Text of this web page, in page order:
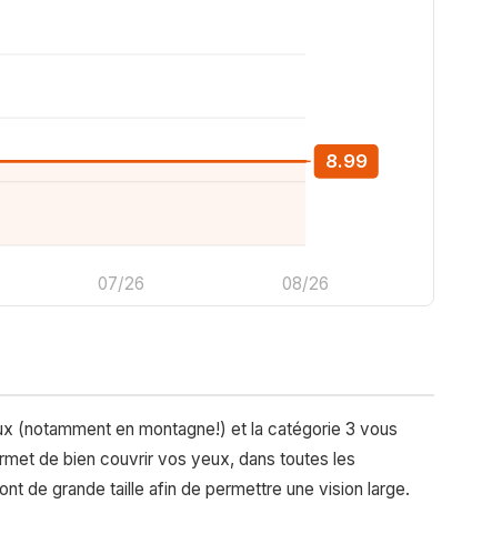
07/26 08/26
8.99
(notamment en montagne!) et la catégorie 3 vous
de bien couvrir vos yeux, dans toutes les
de grande taille afin de permettre une vision large.